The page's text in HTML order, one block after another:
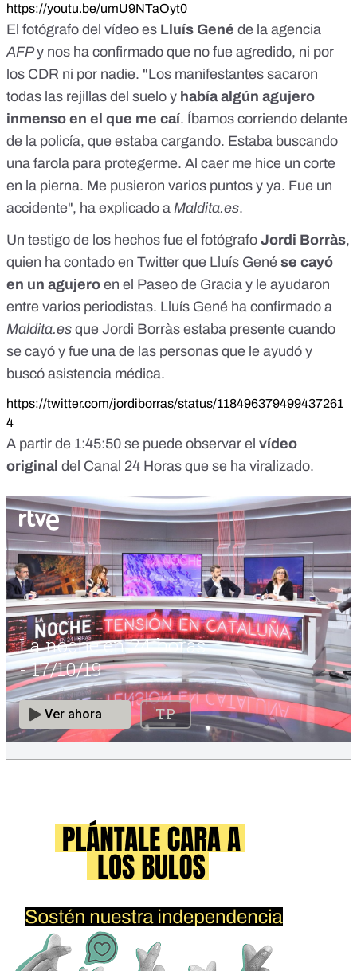
https://youtu.be/umU9NTaOyt0
El fotógrafo del vídeo es Lluís Gené de la agencia
AFPy nos ha confirmado que no fue agredido, ni por
los CDR ni por nadie. "Los manifestantes sacaron
todas las rejillas del suelo y había algún agujero
inmenso en el que me caí. Íbamos corriendo delante
de la policía, que estaba cargando. Estaba buscando
una farola para protegerme. Al caer me hice un corte
en la pierna. Me pusieron varios puntos y ya. Fue un
accidente", ha explicado a Maldita.es.
Un testigo de los hechos fue el fotógrafo Jordi Borràs,
quien ha contado en Twitter que Lluís Gené se cayó
en un agujero en el Paseo de Gracia y le ayudaron
entre varios periodistas. Lluís Gené ha confirmado a
Maldita.es que Jordi Borràs estaba presente cuando
se cayó y fue una de las personas que le ayudó y
buscó asistencia médica.
https://twitter.com/jordiborras/status/118496379499437261
4
A partir de 1:45:50 se puede observar el vídeo
original del Canal 24 Horas que se ha viralizado.
ETIQUETAS: